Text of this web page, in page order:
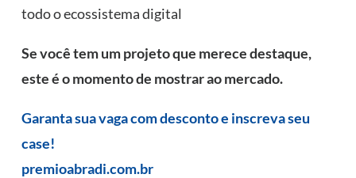
todo o ecossistema digital
Se você tem um projeto que merece destaque,
este é o momento de mostrar ao mercado.
Garanta sua vaga com desconto e inscreva seu
case!
premioabradi.com.br